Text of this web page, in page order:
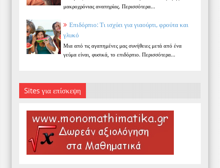
μακροχρόνιας αναπηρίας. Περισσότερα...
Επιδόρπιο: Τι ισχύει για γιαούρτι, φρούτα και
γλυκό
Μια από τις αγαπημένες μας συνήθειες μετά από ένα
γεύμα είναι, φυσικά, το επιδόρπιο. Περισσότερα...
Sites για επίσκεψη